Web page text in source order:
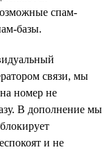
спам-
базы.
связи, мы
номер не
В дополнение мы
и не